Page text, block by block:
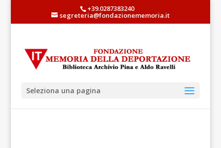
+39.0287383240
segreteria@fondazionememoria.it
Seleziona una pagina